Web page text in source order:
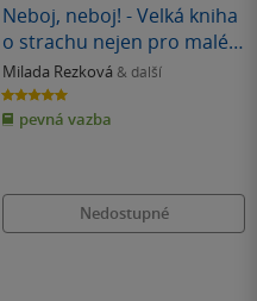
Neboj, neboj! - Velká kniha
o strachu nejen pro malé
strašpytle
Milada Rezková & další
5.0
z
5
hvězdiček
pevná vazba
Nedostupné